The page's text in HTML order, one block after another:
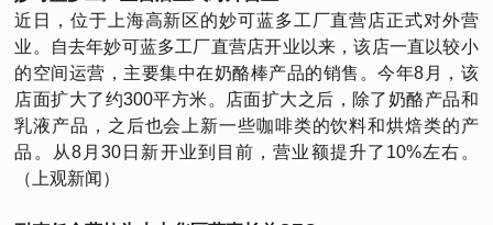
近日，位于上海高新区的妙可蓝多工厂直营店正式对外营
业。自去年妙可蓝多工厂直营店开业以来，该店一直以较小
的空间运营，主要集中在奶酪棒产品的销售。今年8月，该
店面扩大了约300平方米。店面扩大之后，除了奶酪产品和
乳液产品，之后也会上新一些咖啡类的饮料和烘焙类的产
品。从8月30日新开业到目前，营业额提升了10%左右。
（上观新闻）